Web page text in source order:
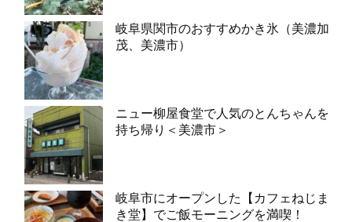
岐阜県関市のおすすめかき氷（美濃加
茂、美濃市）
ニュー柳屋食堂で人気のとんちゃんを
持ち帰り＜美濃市＞
岐阜市にオープンした【カフェねじま
き堂】でご飯モーニングを満喫！